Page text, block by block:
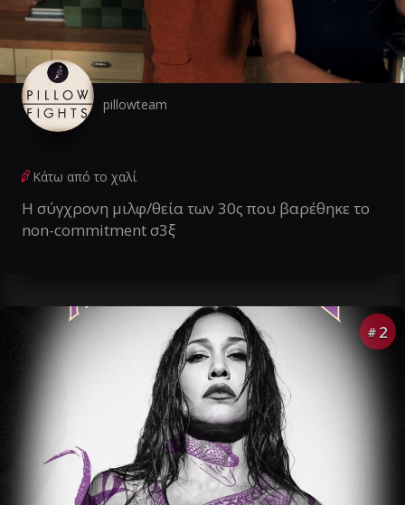
pillowteam
Κάτω από το χαλί
Η σύγχρονη μιλφ/θεία των 30ς που βαρέθηκε το
non-commitment σ3ξ
# 2